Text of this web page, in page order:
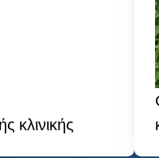
κλινικής